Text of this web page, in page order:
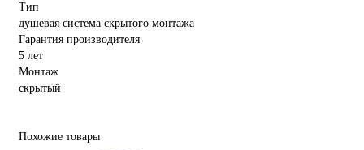
Тип
душевая система скрытого монтажа
Гарантия производителя
5 лет
Монтаж
скрытый
Похожие товары